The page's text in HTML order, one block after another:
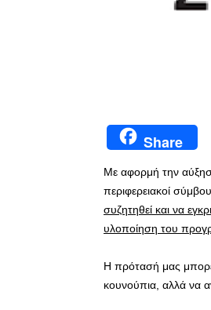
Share
Με αφορμή την
περιφερειακοί
συζητηθεί και να
υλοποίηση του
Η πρότασή μας
κουνούπια, αλλά να